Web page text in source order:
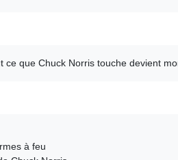
que Chuck Norris touche devient
à feu